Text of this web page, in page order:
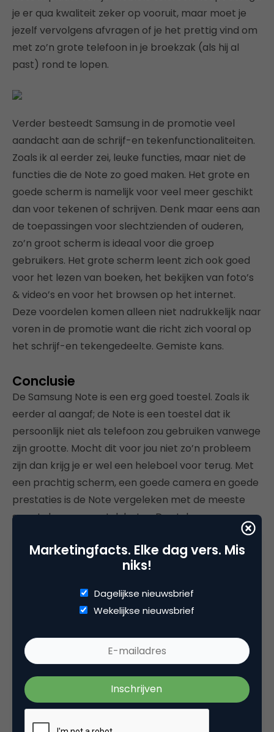
je er qua kwaliteit zeker op vooruit, maar moet je
jezelf vervolgens afvragen of je het prettig vind om
met zo’n grote telefoon in je broekzak (als hij al
past) rond te lopen.
Verder besteedt Samsung in de promotie veel
aandacht aan de schrijf-en tekenfunctionaliteiten.
Zoals ik al eerder zei, leuke functies, maar niet de
functies die de Note zo goed maken. Het grote en
goede scherm is namelijk voor veel meer geschikt
dan voor tekenen of schrijven. Denk maar eens aan
de toepassingen voor slechtzienden of ouderen,
zo’n groot scherm is ideaal voor die groep
gebruikers. Het grote scherm leent zich ook goed
voor het lezen van boeken, het bekijken van foto’s
& video’s en voor het browsen op het internet.
Deze voordelen komen alleen niet nadrukkelijk naar
voren in de promotie want die richt zich vooral op
het schrijf-en tekengedeelte. Gemiste kans.
Conclusie
De Samsung Note is een erg goed toestel. Zoals ik
eerder al aangaf; de Note is een toestel dat ik
persoonlijk niet als telefoon zou gebruiken vanwege
zijn grootte. Mocht dit voor jou niet zo’n probleem
zijn dan krijg je er wel een heleboel voor terug. Met
een prachtig scherm, een goede camera en goede
prestaties is de Note vergeleken met de meeste
smartphones een stuk beter. De stylus en
bijbehorende schrijffuncties vind ik niet noodzakelijk
op een mobiel apparaat maar werken desondanks
naar behoren. Ik denk dat Samsung met de Note de
mogelijkheden voor ouderen of mensen met
minder zicht niet helemaal heeft herkend. Voor die
groepen is de Samsung Note met zijn grote scherm
namelijk een ideale uitkomst. Om ten slotte nog
even terug te komen op mijn vraag in de
nieuwe smartphone ervaring neer te zetten terwijl
het toestel toch mobiel blijft?’. Een nieuwe ervaring
is het zeker, daar is Samsung met het prachtige
Marketingfacts. Elke dag vers. Mis
niks!
Dagelijkse nieuwsbrief
Wekelijkse nieuwsbrief